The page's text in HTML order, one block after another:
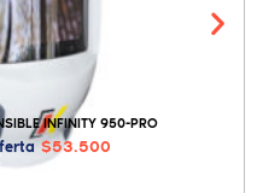
INFINITY 950-PRO
$53.500